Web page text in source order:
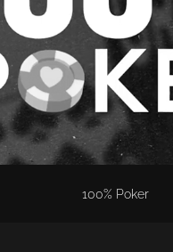
100% Poker